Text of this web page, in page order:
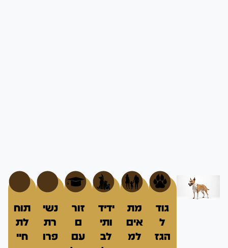
גוד
ל
הגז
מת
אים
למ
ידיד
ותי
לב
זור
ם
עם
נשי
רת
פרו
תוח
לת
חיי